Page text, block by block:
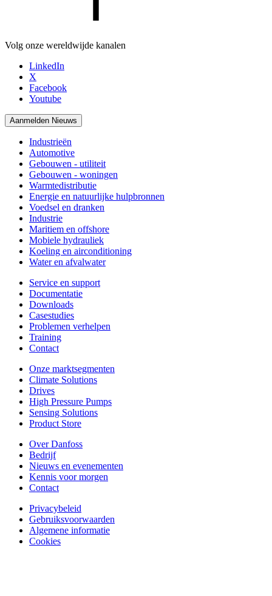
Volg onze wereldwijde kanalen
LinkedIn
X
Facebook
Youtube
Aanmelden Nieuws
Industrieën
Automotive
Gebouwen - utiliteit
Gebouwen - woningen
Warmtedistributie
Energie en natuurlijke hulpbronnen
Voedsel en dranken
Industrie
Maritiem en offshore
Mobiele hydrauliek
Koeling en airconditioning
Water en afvalwater
Service en support
Documentatie
Downloads
Casestudies
Problemen verhelpen
Training
Contact
Onze marktsegmenten
Climate Solutions
Drives
High Pressure Pumps
Sensing Solutions
Product Store
Over Danfoss
Bedrijf
Nieuws en evenementen
Kennis voor morgen
Contact
Privacybeleid
Gebruiksvoorwaarden
Algemene informatie
Cookies